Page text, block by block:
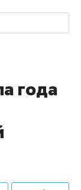
года